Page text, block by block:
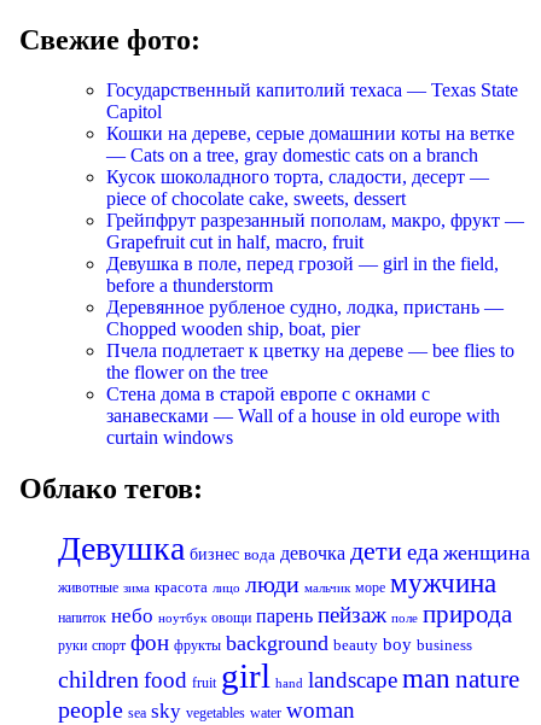
Свежие фото:
Государственный капитолий техаса — Texas State
Capitol
Кошки на дереве, серые домашнии коты на ветке
— Cats on a tree, gray domestic cats on a branch
Кусок шоколадного торта, сладости, десерт —
piece of chocolate cake, sweets, dessert
Грейпфрут разрезанный пополам, макро, фрукт —
Grapefruit cut in half, macro, fruit
Девушка в поле, перед грозой — girl in the field,
before a thunderstorm
Деревянное рубленое судно, лодка, пристань —
Chopped wooden ship, boat, pier
Пчела подлетает к цветку на дереве — bee flies to
the flower on the tree
Стена дома в старой европе с окнами с
занавесками — Wall of a house in old europe with
curtain windows
Облако тегов:
Девушка бизнес вода девочка детиеда женщина
животные зима красота лицо люди мальчик море мужчина
напиток небо ноутбук овощи парень пейзаж поле природа
руки спорт фон фрукты background beauty boy business
childrenfood fruit girl hand landscapeman nature
people sea sky vegetables water woman